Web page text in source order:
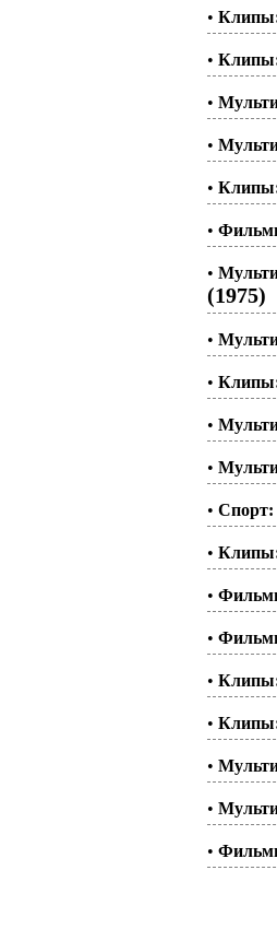
•
•
•
•
•
•
•
(1975)
•
•
•
•
• Спорт:
•
•
•
•
•
•
•
•